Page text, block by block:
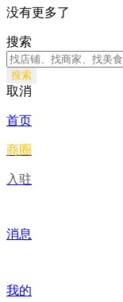
没有更多了
搜索
搜索
取消
首页
商圈
入驻
消息
我的